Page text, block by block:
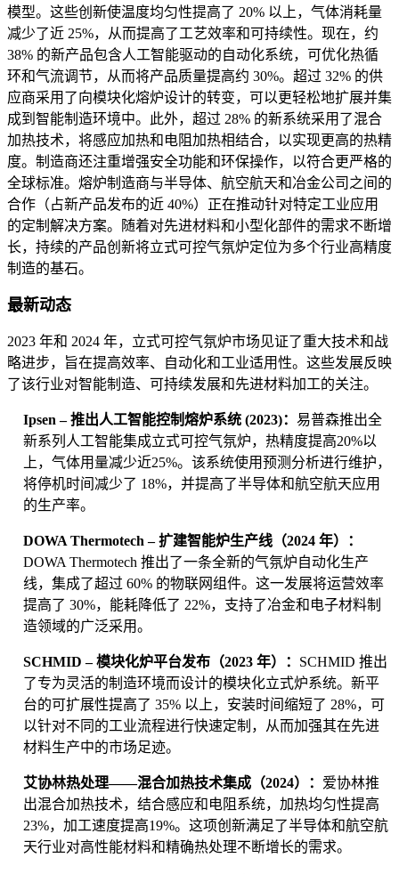
模型。这些创新使温度均匀性提高了 20% 以上，气体消耗量
减少了近 25%，从而提高了工艺效率和可持续性。现在，约
38% 的新产品包含人工智能驱动的自动化系统，可优化热循
环和气流调节，从而将产品质量提高约 30%。超过 32% 的供
应商采用了向模块化熔炉设计的转变，可以更轻松地扩展并集
成到智能制造环境中。此外，超过 28% 的新系统采用了混合
加热技术，将感应加热和电阻加热相结合，以实现更高的热精
度。制造商还注重增强安全功能和环保操作，以符合更严格的
全球标准。熔炉制造商与半导体、航空航天和冶金公司之间的
合作（占新产品发布的近 40%）正在推动针对特定工业应用
的定制解决方案。随着对先进材料和小型化部件的需求不断增
长，持续的产品创新将立式可控气氛炉定位为多个行业高精度
制造的基石。
最新动态
2023 年和 2024 年，立式可控气氛炉市场见证了重大技术和战
略进步，旨在提高效率、自动化和工业适用性。这些发展反映
了该行业对智能制造、可持续发展和先进材料加工的关注。
Ipsen – 推出人工智能控制熔炉系统 (2023)： 易普森推出全
新系列人工智能集成立式可控气氛炉，热精度提高20%以
上，气体用量减少近25%。该系统使用预测分析进行维护，
将停机时间减少了 18%，并提高了半导体和航空航天应用
的生产率。
DOWA Thermotech – 扩建智能炉生产线（2024 年）：
DOWA Thermotech 推出了一条全新的气氛炉自动化生产
线，集成了超过 60% 的物联网组件。这一发展将运营效率
提高了 30%，能耗降低了 22%，支持了冶金和电子材料制
造领域的广泛采用。
SCHMID – 模块化炉平台发布（2023 年）： SCHMID 推出
了专为灵活的制造环境而设计的模块化立式炉系统。新平
台的可扩展性提高了 35% 以上，安装时间缩短了 28%，可
以针对不同的工业流程进行快速定制，从而加强其在先进
材料生产中的市场足迹。
艾协林热处理——混合加热技术集成（2024）： 爱协林推
出混合加热技术，结合感应和电阻系统，加热均匀性提高
23%，加工速度提高19%。这项创新满足了半导体和航空航
天行业对高性能材料和精确热处理不断增长的需求。